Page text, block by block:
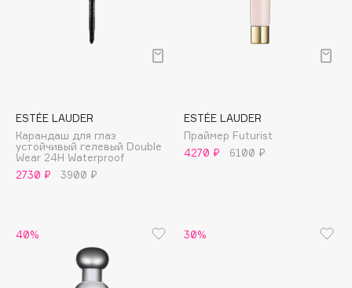
by TERRY
BY WISHTREND
C
Capelli Dorati
ESTÉE LAUDER
Карандаш для глаз
устойчивый гелевый Double
Wear 24H Waterproof
2730 ₽
3900 ₽
ESTÉE LAUDER
Праймер Futurist
4270 ₽
6100 ₽
40% 30%